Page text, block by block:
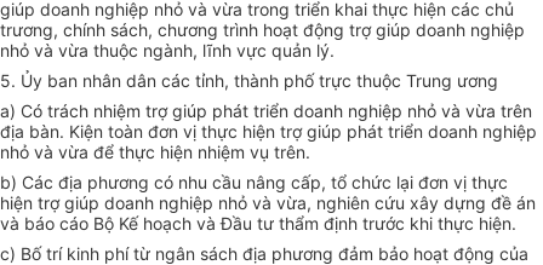
giúp doanh nghiệp nhỏ và vừa trong triển khai thực hiện các chủ
trương, chính sách, chương trình hoạt động trợ giúp doanh nghiệp
nhỏ và vừa thuộc ngành, lĩnh vực quản lý.
5. Ủy ban nhân dân các tỉnh, thành phố trực thuộc Trung ương
a) Có trách nhiệm trợ giúp phát triển doanh nghiệp nhỏ và vừa trên
địa bàn. Kiện toàn đơn vị thực hiện trợ giúp phát triển doanh nghiệp
nhỏ và vừa để thực hiện nhiệm vụ trên.
b) Các địa phương có nhu cầu nâng cấp, tổ chức lại đơn vị thực
hiện trợ giúp doanh nghiệp nhỏ và vừa, nghiên cứu xây dựng đề án
và báo cáo Bộ Kế hoạch và Đầu tư thẩm định trước khi thực hiện.
c) Bố trí kinh phí từ ngân sách địa phương đảm bảo hoạt động của